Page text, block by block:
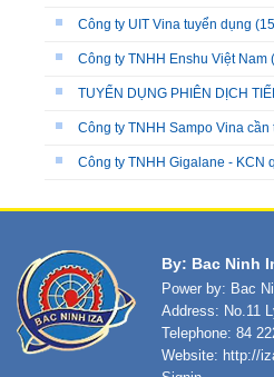
Công ty UIT Vina tuyển dụng
Công ty TNHH Enshu Việt Nam
TUYỂN DỤNG PHIÊN DỊCH
Công ty TNHH Sampo Vina
Công ty TNHH Gigalane - KCN
By: Bac Ninh
Power by: Bac
Address: No.11
Telephone: 84
Website: http://